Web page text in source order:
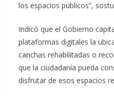
los espacios públicos”,
Indicó que el Gobierno
plataformas digitales la
canchas rehabilitadas o
que la ciudadanía pueda
disfrutar de esos espacios